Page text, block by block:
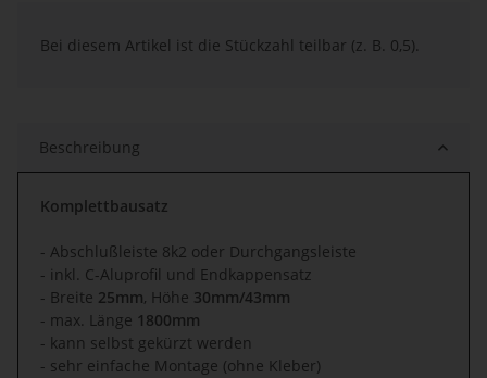
Bei diesem Artikel ist die Stückzahl teilbar (z. B. 0,5).
Beschreibung
Komplettbausatz
- Abschlußleiste 8k2 oder Durchgangsleiste
- inkl. C-Aluprofil und Endkappensatz
- Breite 25mm, Höhe 30mm/43mm
- max. Länge 1800mm
- kann selbst gekürzt werden
- sehr einfache Montage (ohne Kleber)